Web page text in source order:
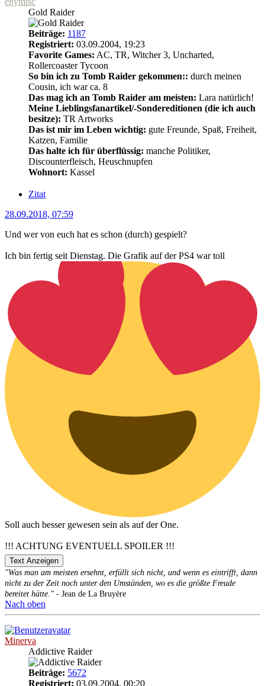
Gold Raider
Beiträge: 1187
Registriert: 03.09.2004, 19:23
Favorite Games: AC, TR, Witcher 3, Uncharted,
Rollercoaster Tycoon
So bin ich zu Tomb Raider gekommen:: durch meinen
Cousin, ich war ca. 8
Das mag ich an Tomb Raider am meisten: Lara natürlich!
Meine Lieblingsfanartikel/-Sondereditionen (die ich auch
besitze): TR Artworks
Das ist mir im Leben wichtig: gute Freunde, Spaß, Freiheit,
Katzen, Familie
Das halte ich für überflüssig: manche Politiker,
Discounterfleisch, Heuschnupfen
Wohnort: Kassel
Zitat
28.09.2018, 07:59
Und wer von euch hat es schon (durch) gespielt?
Ich bin fertig seit Dienstag. Die Grafik auf der PS4 war toll
Soll auch besser gewesen sein als auf der One.
!!! ACHTUNG EVENTUELL SPOILER !!!
"Was man am meisten ersehnt, erfüllt sich nicht, und wenn es eintrifft, dann
nicht zu der Zeit noch unter den Umständen, wo es die größte Freude
bereitet hätte." - Jean de La Bruyère
Nach oben
Minerva
Addictive Raider
Beiträge: 5672
Registriert: 03.09.2004, 00:20